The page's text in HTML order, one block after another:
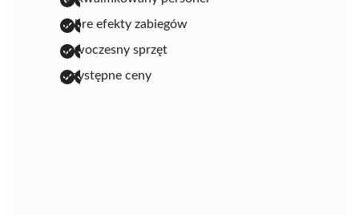
dobre efekty zabiegów
nowoczesny sprzęt
przystępne ceny